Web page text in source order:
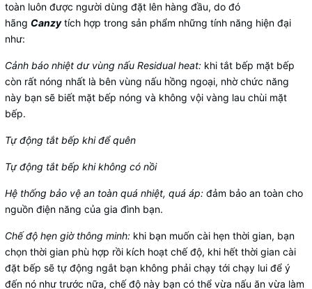
toàn luôn được người dùng đặt lên hàng đầu, do đó
hãng Canzytích hợp trong sản phẩm những tính năng hiện đại
như:
Cảnh báo nhiệt dư vùng nấu Residual heat: khi tắt bếp mặt bếp
còn rất nóng nhất là bên vùng nấu hồng ngoại, nhờ chức năng
này bạn sẽ biết mặt bếp nóng và không vội vàng lau chùi mặt
bếp.
Tự động tắt bếp khi để quên
Tự động tắt bếp khi không có nồi
Hệ thống bảo vệ an toàn quá nhiệt, quá áp: đảm bảo an toàn cho
nguồn điện năng của gia đình bạn.
Chế độ hẹn giờ thông minh: khi bạn muốn cài hẹn thời gian, bạn
chọn thời gian phù hợp rồi kích hoạt chế độ, khi hết thời gian cài
đặt bếp sẽ tự động ngắt bạn không phải chạy tới chạy lui để ý
đến nó như trước nữa, chế độ này bạn có thể vừa nấu ăn vừa làm